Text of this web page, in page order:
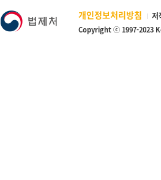
개인정보처리방침 저
Copyright ⓒ 1997-2023